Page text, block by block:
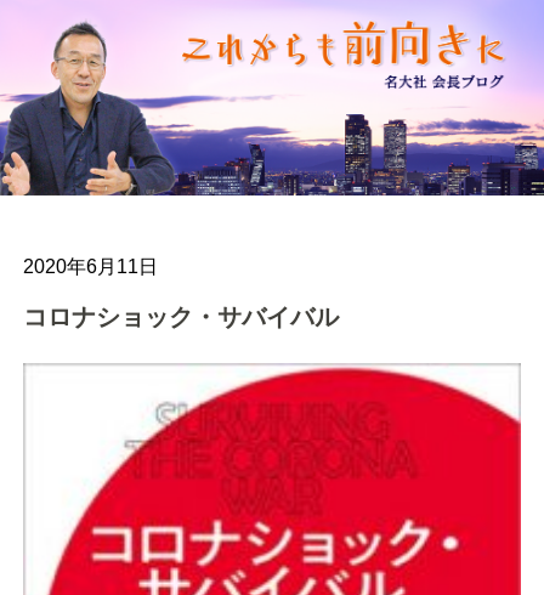
2020年6月11日
コロナショック・サバイバル